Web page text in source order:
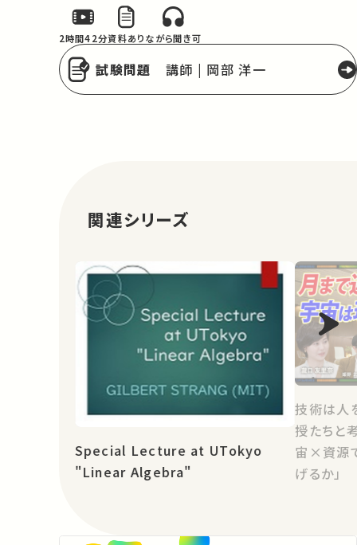
2時間42分資料ありながら聞き可
試験問題 講師 | 岡部 洋一
関連シリーズ
Special Lecture at UTokyo
"Linear Algebra"
技術は人
授たちと
宙×資源
げるか」